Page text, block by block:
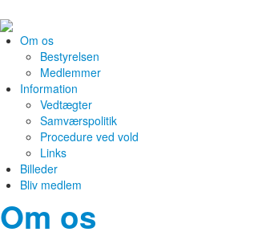
Om os
Bestyrelsen
Medlemmer
Information
Vedtægter
Samværspolitik
Procedure ved vold
Links
Billeder
Bliv medlem
Om os